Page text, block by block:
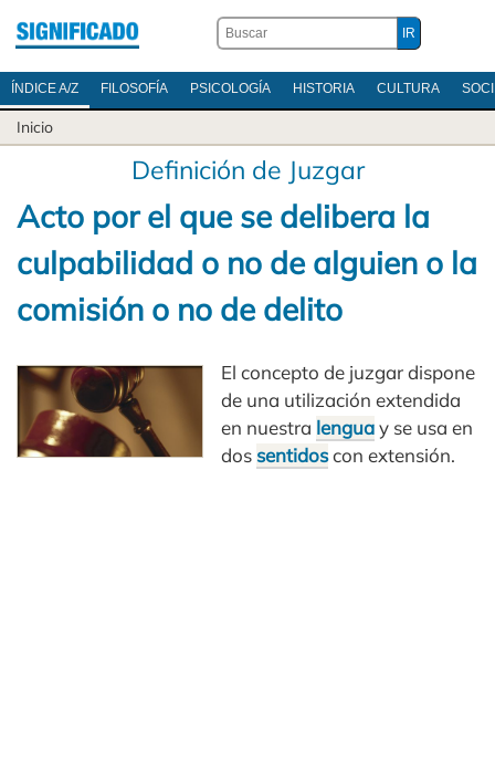
ÍNDICE A/Z FILOSOFÍA PSICOLOGÍA HISTORIA CULTURA
Inicio
Definición de Juzgar
Acto por el que se delibera la
culpabilidad o no de alguien o la
comisión o no de delito
El concepto de juzgar dispone
de una utilización extendida
en nuestra lenguay se usa en
dos sentidoscon extensión.